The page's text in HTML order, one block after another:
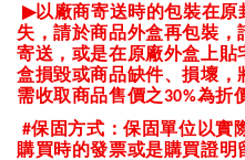
▶以廠商寄送時的包裝在原
失，請於商品外盒再包裝
寄送，或是在原廠外盒上
盒損毀或商品缺件、損壞，
需收取商品售價之30%為折
#保固方式：保固單位以實
購買時的發票或是購買證明